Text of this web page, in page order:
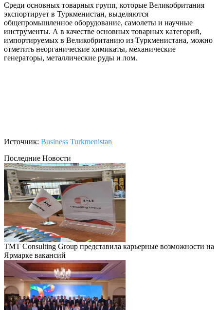
Среди основных товарных групп, которые Великобритания
экспортирует в Туркменистан, выделяются
общепромышленное оборудование, самолеты и научные
инструменты. А в качестве основных товарных категорий,
импортируемых в Великобританию из Туркменистана, можно
отметить неорганические химикаты, механические
генераторы, металлические руды и лом.
Источник: Business Turkmenistan
Последние Новости
TMT Consulting Group представила карьерные возможности на
Ярмарке вакансий